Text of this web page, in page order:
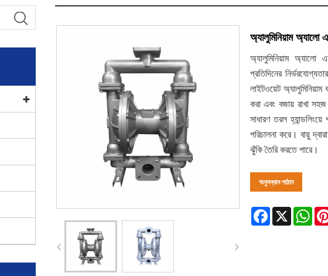
অ্যালুমিনিয়াম অ্যালো
অ্যালুমিনিয়াম অ্যালো
প্রতিদিনের
লাইটওয়েট
করা এবং বজায় রাখা
সাধারণ তরল
পরিচালনা করে। বায়ু
ঝুঁকি তৈরি করতে পারে।
অনুসন্ধান পাঠান
Facebook
X